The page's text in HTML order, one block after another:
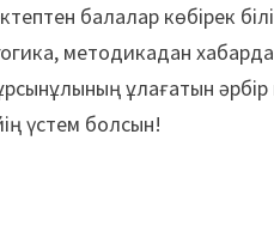
балалар көбірек
методикадан
ұлағатын әрбір
үстем болсын!